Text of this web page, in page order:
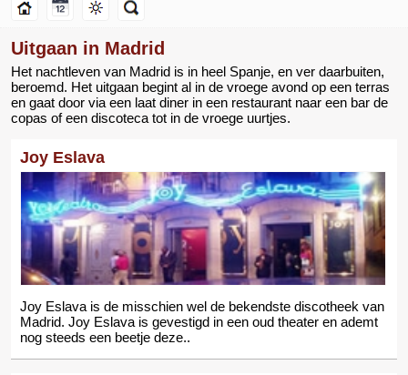
Uitgaan in Madrid
Het nachtleven van Madrid is in heel Spanje, en ver daarbuiten,
beroemd. Het uitgaan begint al in de vroege avond op een terras
en gaat door via een laat diner in een restaurant naar een bar de
copas of een discoteca tot in de vroege uurtjes.
Joy Eslava
Joy Eslava is de misschien wel de bekendste discotheek van
Madrid. Joy Eslava is gevestigd in een oud theater en ademt
nog steeds een beetje deze..